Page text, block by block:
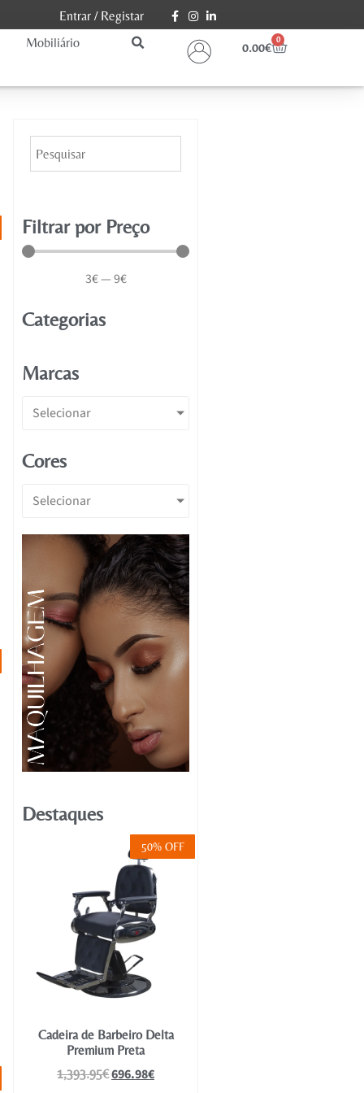
Entrar/ Registar
Mobiliário 0.00€
0
Filtrar por Preço
3€—9€
Categorias
Marcas
Selecionar
Cores
Selecionar
Destaques
50% OFF
Cadeira de Barbeiro Delta
Premium Preta
1,393.95€696.98€